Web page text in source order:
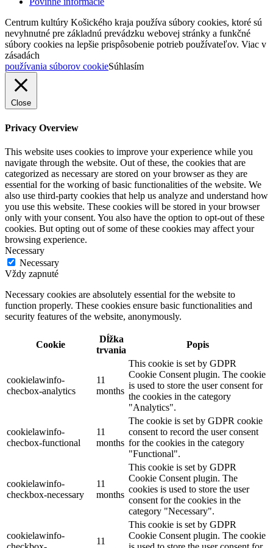
Centrum kultúry Košického kraja používa súbory cookies, ktoré sú
nevyhnutné pre základnú prevádzku webovej stránky a funkčné
súbory cookies na lepšie prispôsobenie potrieb používateľov. Viac v
zásadách
používania súborov cookieSúhlasím
Close
Privacy Overview
This website uses cookies to improve your experience while you
navigate through the website. Out of these, the cookies that are
categorized as necessary are stored on your browser as they are
essential for the working of basic functionalities of the website. We
also use third-party cookies that help us analyze and understand how
you use this website. These cookies will be stored in your browser
only with your consent. You also have the option to opt-out of these
cookies. But opting out of some of these cookies may affect your
browsing experience.
Necessary
Necessary
Vždy zapnuté
Necessary cookies are absolutely essential for the website to
function properly. These cookies ensure basic functionalities and
security features of the website, anonymously.
Cookie
Dĺžka
trvania
Popis
cookielawinfo-
checbox-analytics
11
months
This cookie is set by GDPR
Cookie Consent plugin. The cookie
is used to store the user consent for
the cookies in the category
"Analytics".
cookielawinfo-
checbox-functional
11
months
The cookie is set by GDPR cookie
consent to record the user consent
for the cookies in the category
"Functional".
cookielawinfo-
checkbox-necessary
11
months
This cookie is set by GDPR
Cookie Consent plugin. The
cookies is used to store the user
consent for the cookies in the
category "Necessary".
cookielawinfo-
11
This cookie is set by GDPR
Cookie Consent plugin. The cookie